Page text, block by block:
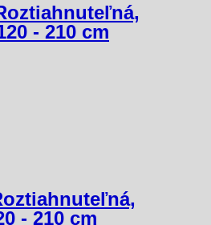
- 210 cm
- 210 cm